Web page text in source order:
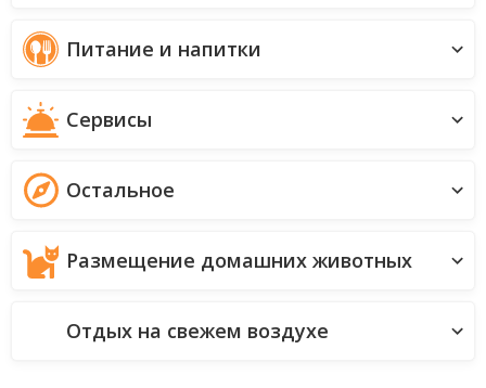
Питание и напитки
Сервисы
Остальное
Размещение домашних животных
Отдых на свежем воздухе